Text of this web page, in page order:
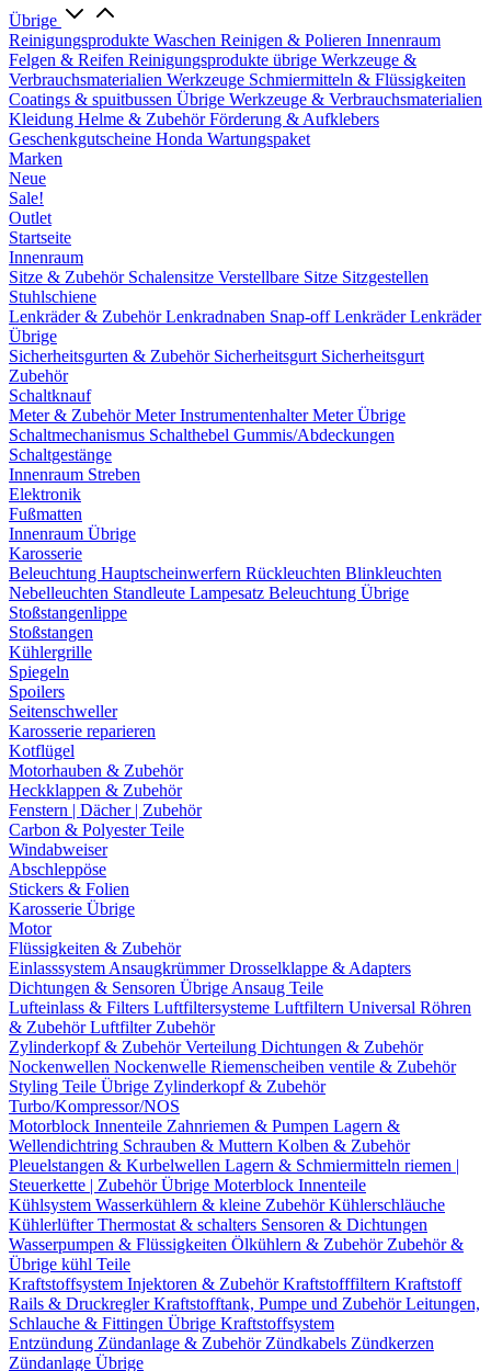
Übrige
Reinigungsprodukte Waschen Reinigen & Polieren Innenraum
Felgen & Reifen Reinigungsprodukte übrige Werkzeuge &
Verbrauchsmaterialien Werkzeuge Schmiermitteln & Flüssigkeiten
Coatings & spuitbussen Übrige Werkzeuge & Verbrauchsmaterialien
Kleidung Helme & ZubehörFörderung & Aufklebers
Geschenkgutscheine Honda Wartungspaket
Marken
Neue
Sale!
Outlet
Startseite
Innenraum
Sitze & Zubehör Schalensitze Verstellbare Sitze Sitzgestellen
Stuhlschiene
Lenkräder & ZubehörLenkradnaben Snap-offLenkräderLenkräder
Übrige
Sicherheitsgurten & Zubehör Sicherheitsgurt Sicherheitsgurt
Zubehör
Schaltknauf
Meter & ZubehörMeterInstrumentenhalterMeter Übrige
Schaltmechanismus Schalthebel Gummis/Abdeckungen
Schaltgestänge
Innenraum Streben
Elektronik
Fußmatten
Innenraum Übrige
Karosserie
Beleuchtung Hauptscheinwerfern Rückleuchten Blinkleuchten
Nebelleuchten Standleute Lampesatz Beleuchtung Übrige
Stoßstangenlippe
Stoßstangen
Kühlergrille
Spiegeln
Spoilers
Seitenschweller
Karosserie reparieren
Kotflügel
Motorhauben & Zubehör
Heckklappen & Zubehör
Fenstern | Dächer | Zubehör
Carbon & Polyester Teile
Windabweiser
Abschleppöse
Stickers & Folien
Karosserie Übrige
Motor
Flüssigkeiten & Zubehör
Einlasssystem AnsaugkrümmerDrosselklappe & Adapters
Dichtungen & Sensoren Übrige Ansaug Teile
Lufteinlass & Filters Luftfiltersysteme Luftfiltern Universal Röhren
& ZubehörLuftfilter Zubehör
Zylinderkopf & ZubehörVerteilung Dichtungen & Zubehör
Nockenwellen Nockenwelle Riemenscheiben ventile & Zubehör
Styling Teile Übrige Zylinderkopf & Zubehör
Turbo/Kompressor/NOS
Motorblock Innenteile Zahnriemen & Pumpen Lagern &
Wellendichtring Schrauben & Muttern Kolben & Zubehör
Pleuelstangen & Kurbelwellen Lagern & Schmiermitteln riemen |
Steuerkette | ZubehörÜbrige Moterblock Innenteile
Kühlsystem Wasserkühlern & kleine ZubehörKühlerschläuche
KühlerlüfterThermostat & schalters Sensoren & Dichtungen
Wasserpumpen & Flüssigkeiten Ölkühlern & Zubehör Zubehör &
Übrige kühl Teile
Kraftstoffsystem Injektoren & ZubehörKraftstofffiltern Kraftstoff
Rails & DruckreglerKraftstofftank, Pumpe und ZubehörLeitungen,
Schlauche & Fittingen Übrige Kraftstoffsystem
Entzündung Zündanlage & Zubehör Zündkabels Zündkerzen
Zündanlage Übrige